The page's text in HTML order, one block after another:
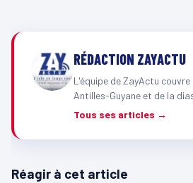
RÉDACTION ZAYACTU
L'équipe de ZayActu
Antilles-Guyane et de la
Tous ses articles →
Réagir à cet article